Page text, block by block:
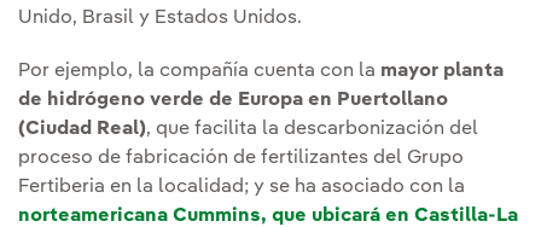
Unido, Brasil y Estados Unidos.
Por ejemplo, la compañía cuenta con la mayor planta
de hidrógeno verde de Europa en Puertollano
(Ciudad Real), que facilita la descarbonización del
proceso de fabricación de fertilizantes del Grupo
Fertiberia en la localidad; y se ha asociado con la
norteamericana Cummins, que ubicará en Castilla-La